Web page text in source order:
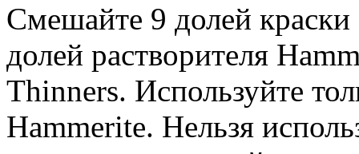
Смешайте 9 долей
долей растворителя
Thinners. Используйте
Hammerite. Нельзя